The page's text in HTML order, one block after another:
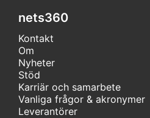
nets360
Kontakt
Om
Nyheter
Stöd
Karriär och samarbete
Vanliga frågor & akronymer
Leverantörer